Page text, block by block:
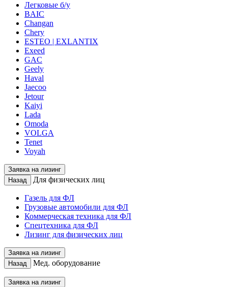
Легковые б/у
BAIC
Changan
Chery
ESTEO | EXLANTIX
Exeed
GAC
Geely
Haval
Jaecoo
Jetour
Kaiyi
Lada
Omoda
VOLGA
Tenet
Voyah
Заявка на лизинг
Назад
Для физических лиц
Газель для ФЛ
Грузовые автомобили для ФЛ
Коммерческая техника для ФЛ
Спецтехника для ФЛ
Лизинг для физических лиц
Заявка на лизинг
Назад
Мед. оборудование
Заявка на лизинг